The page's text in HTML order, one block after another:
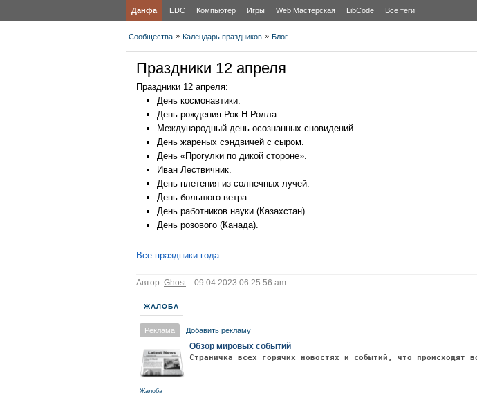
Данфа EDC Компьютер Игры Web Мастерская LibCode Все теги
Сообщества » Календарь праздников » Блог
Праздники 12 апреля
Праздники 12 апреля:
День космонавтики.
День рождения Рок-Н-Ролла.
Международный день осознанных сновидений.
День жареных сэндвичей с сыром.
День «Прогулки по дикой стороне».
Иван Лествичник.
День плетения из солнечных лучей.
День большого ветра.
День работников науки (Казахстан).
День розового (Канада).
Все праздники года
Автор: Ghost09.04.2023 06:25:56 am
ЖАЛОБА
Реклама Добавить рекламу
Обзор мировых событий
Страничка всех горячих новостях и событий, что происходят
Жалоба